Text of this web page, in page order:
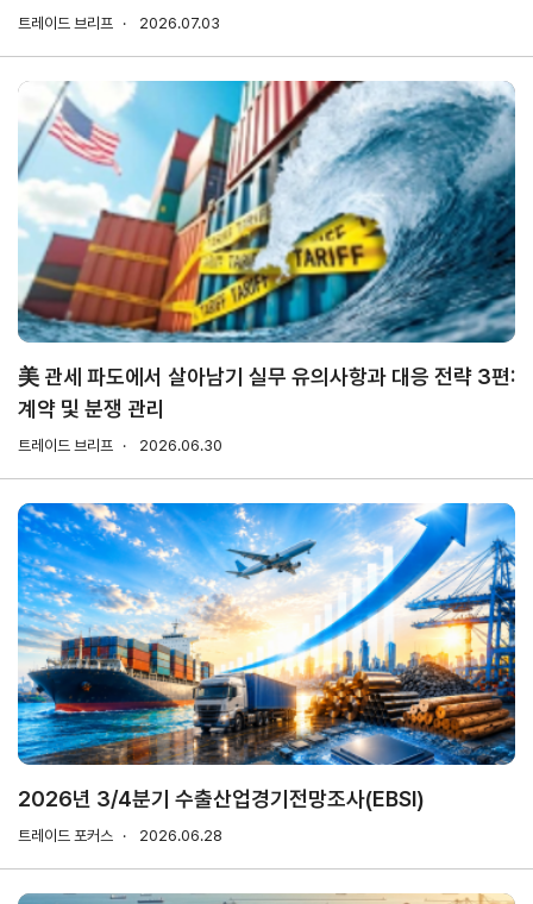
사업
추진
과제
사회
공헌
활동
활동소개
CI규
정/
서체
마이페이지
홈
KITA
.net
서비스
신청내역
자문/
상담
내역
관심정보
KITA
멤버
십
무역
아카
데미
자사
정보
관리
회원
정보
관리
트레이드 브리프 2026.07.03
美 관세 파도에서 살아남기 실무 유의사항과 대응 전략 3편:
계약 및 분쟁 관리
트레이드 브리프 2026.06.30
2026년 3/4분기 수출산업경기전망조사(EBSI)
트레이드 포커스 2026.06.28